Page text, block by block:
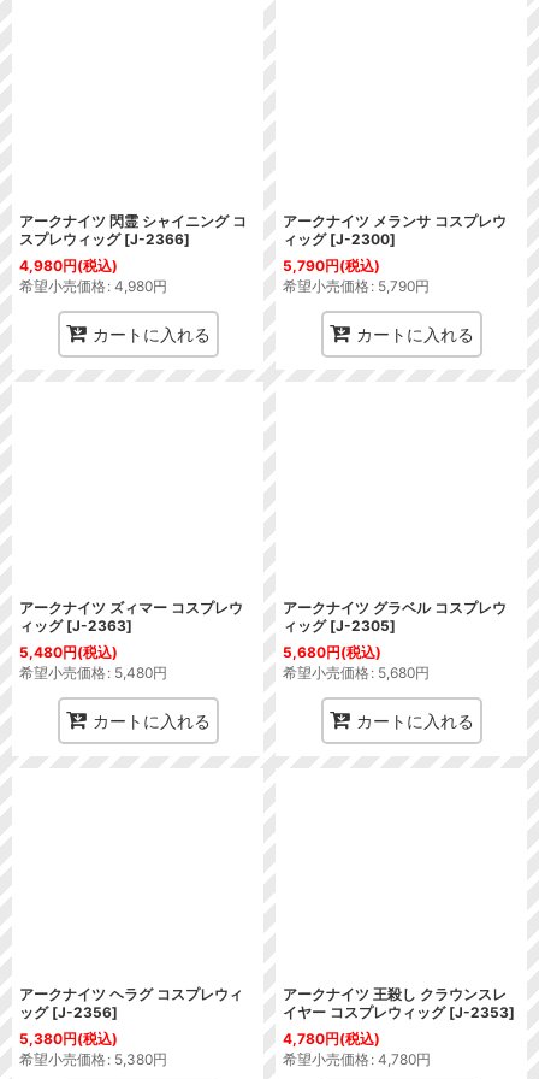
アークナイツ 閃霊 シャイニング コ
スプレウィッグ [J-2366]
4,980円(税込)
希望小売価格: 4,980円
カートに入れる
アークナイツ メランサ コスプレウ
ィッグ [J-2300]
5,790円(税込)
希望小売価格: 5,790円
カートに入れる
アークナイツ ズィマー コスプレウ
ィッグ [J-2363]
5,480円(税込)
希望小売価格: 5,480円
カートに入れる
アークナイツ グラベル コスプレウ
ィッグ [J-2305]
5,680円(税込)
希望小売価格: 5,680円
カートに入れる
アークナイツ ヘラグ コスプレウィ
ッグ [J-2356]
5,380円(税込)
希望小売価格: 5,380円
アークナイツ 王殺し クラウンスレ
イヤー コスプレウィッグ [J-2353]
4,780円(税込)
希望小売価格: 4,780円